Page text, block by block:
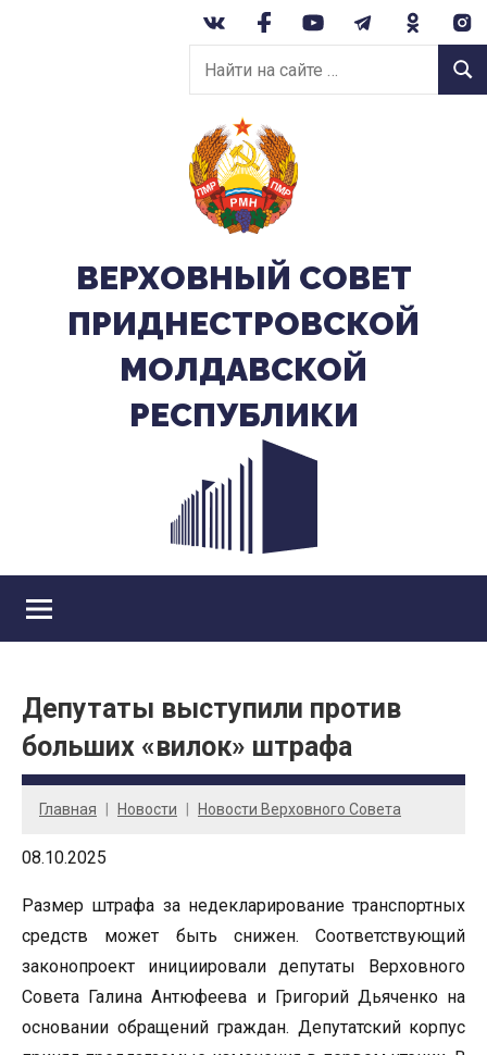
Найти
на
сайте:
ВЕРХОВНЫЙ CОВЕТ
ПРИДНЕСТРОВСКОЙ
МОЛДАВСКОЙ
РЕСПУБЛИКИ
Депутаты выступили против
больших «вилок» штрафа
Главная Новости Новости Верховного Совета
08.10.2025
Размер штрафа за недекларирование транспортных
средств может быть снижен. Соответствующий
законопроект инициировали депутаты Верховного
Совета Галина Антюфеева и Григорий Дьяченко на
основании обращений граждан. Депутатский корпус